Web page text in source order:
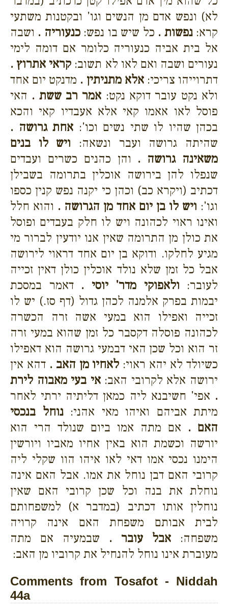
לא) ונפש אדם מן הנשים וגו' ובקטנות משתעי
קרא:נפשות . כל שיש בו נפש:כנעוריה . ושבה
אל בית אביה כנעוריה כלומר אם דומה לימי
נעורים ושבה ואם לאו לא תשוב: קראי אתרוץ .
דתרוייהו צריכי:אלא מתניתין . מדנקט יום אחד
ולא נקט עובר דוקא נקט: אמר רב ששת . האי
פוסל לאו אאמו קאי אלא אעבדיו קאי והכא
בכהן שהיו לו שתי נשים וכו': אחת גרושה .
שהיתה גרושה ועבר ונשאה: ויש לו בנים
משאינה גרושה . והן כהנים כשרים ועבדים
שנפלו להן בירושה אוכלין בתרומה בשבילן
דכתיב (ויקרא כב) וכהן כי יקנה נפש קנין כספו
וגו': ויש לו בן יום אחד מן הגרושה . והוא חלל
ואינו ראוי לכהונה ויש לו חלק בעבדים ופוסל
את כולן מן התרומה שאין אנו יודעין לברור מי
מגיע לחלקו. ודוקא בן יום אחד דראוי לירושה
אבל כל זמן שלא נולד אוכלין כולן דאין זכייה
לעובר: ולאפוקי מדר' יוסי . דאמר במסכת
יבמות בפרק אלמנה לכהן גדול (דף סז.) יש לו
זכייה ואפילו הוא במעי אשה זרה הכשרה
לכהונה פוסלה דקסבר כל זמן שהוא במעי זרה
זר הוא וכל שכן האי דבמעי גרושה הוא דאפילו
כשיולד לא יהא ראוי: לאחיו מן האב . דהא אין
ירושה אלא לקרובי האב:אי בעי מאבוה לירת
. אפי' חשיבנא ליה כמאן דליתיה ירתי לאחר
מיתת אביהם ואיהו מאי אהני:נוחל בנכסי
האם . אם מתה אמו ביום שנולד הרי הוא
יורשה וכשמת הוא באין אחיו מאביו ויורשין
הימנו נכסי אמו דאי לאו איהו הוו שקלי ליה
קרובי האם דבן נוחל את אמו. אבל האם אינה
נוחלת את בנה וכל שכן קרובי האם שאין
נוחלין אותו דכתיב (במדבר א) למשפחותם
לבית אבותם משפחת האם אינה קרויה
משפחה: אבל עובר . שבמעיה אם מתה
מעוברת אינו נוחל להנחיל את קרוביו מן האב:
Comments from Tosafot - Niddah
44a